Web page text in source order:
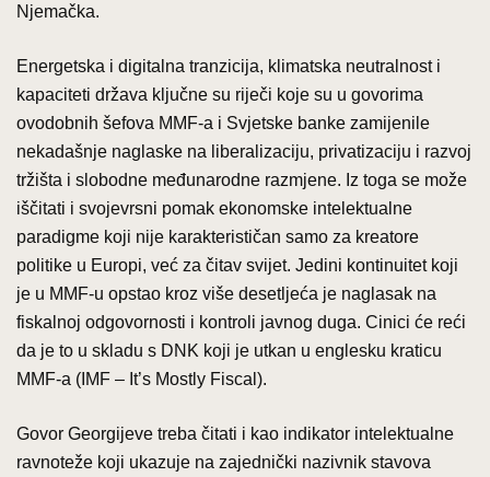
Njemačka.
Energetska i digitalna tranzicija, klimatska neutralnost i
kapaciteti država ključne su riječi koje su u govorima
ovodobnih šefova MMF-a i Svjetske banke zamijenile
nekadašnje naglaske na liberalizaciju, privatizaciju i razvoj
tržišta i slobodne međunarodne razmjene. Iz toga se može
iščitati i svojevrsni pomak ekonomske intelektualne
paradigme koji nije karakterističan samo za kreatore
politike u Europi, već za čitav svijet. Jedini kontinuitet koji
je u MMF-u opstao kroz više desetljeća je naglasak na
fiskalnoj odgovornosti i kontroli javnog duga. Cinici će reći
da je to u skladu s DNK koji je utkan u englesku kraticu
MMF-a (IMF – It’s Mostly Fiscal).
Govor Georgijeve treba čitati i kao indikator intelektualne
ravnoteže koji ukazuje na zajednički nazivnik stavova